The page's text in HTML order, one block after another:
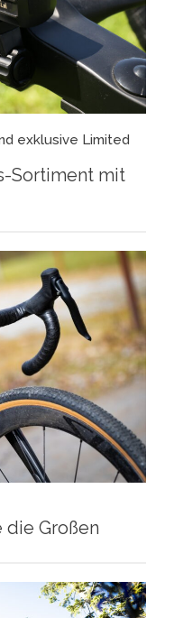
exklusive Limited
Sortiment mit
die Großen